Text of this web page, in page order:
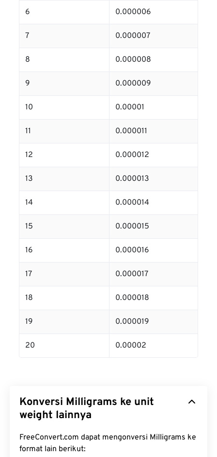
6 0.000006
7 0.000007
8 0.000008
9 0.000009
10 0.00001
11 0.000011
12 0.000012
13 0.000013
14 0.000014
15 0.000015
16 0.000016
17 0.000017
18 0.000018
19 0.000019
20 0.00002
Konversi Milligrams ke unit
weight lainnya
FreeConvert.com dapat mengonversi Milligrams ke
format lain berikut: